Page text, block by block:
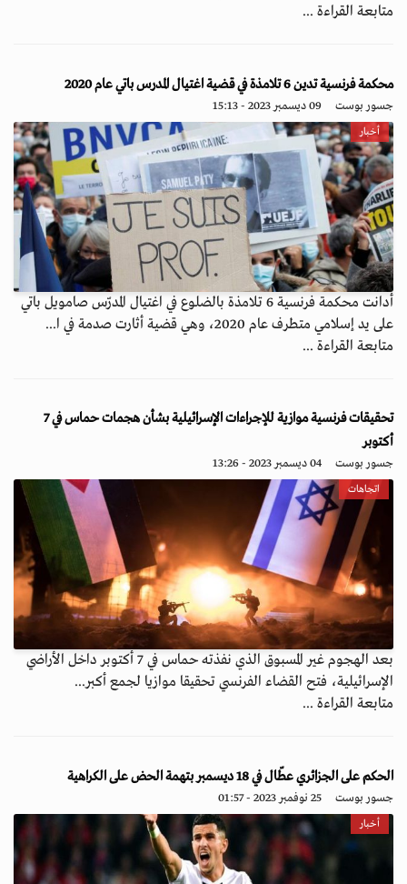
متابعة القراءة ...
محكمة فرنسية تدين 6 تلامذة في قضية اغتيال المدرس باتي عام 2020
جسور بوست 09 ديسمبر 2023 - 15:13
أخبار
أدانت محكمة فرنسية 6 تلامذة بالضلوع في اغتيال المدرّس صامويل باتي
على يد إسلامي متطرف عام 2020، وهي قضية أثارت صدمة في ا...
متابعة القراءة ...
تحقيقات فرنسية موازية للإجراءات الإسرائيلية بشأن هجمات حماس في 7
أكتوبر
جسور بوست 04 ديسمبر 2023 - 13:26
اتجاهات
بعد الهجوم غير المسبوق الذي نفذته حماس في 7 أكتوبر داخل الأراضي
الإسرائيلية، فتح القضاء الفرنسي تحقيقا موازيا لجمع أكبر...
متابعة القراءة ...
الحكم على الجزائري عطّال في 18 ديسمبر بتهمة الحض على الكراهية
جسور بوست 25 نوفمبر 2023 - 01:57
أخبار